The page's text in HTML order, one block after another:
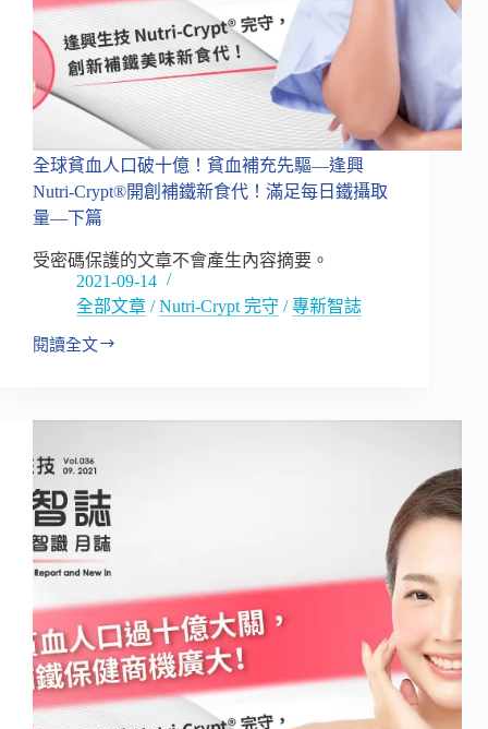
保
健
場！
全球貧血人口破十億！貧血補充先驅—逢興
Nutri-Crypt®開創補鐵新食代！滿足每日鐵攝取
量—下篇
受密碼保護的文章不會產生內容摘要。
2021-09-14
全部文章 /Nutri-Crypt 完守 /專新智誌
閱讀全文
全
血
口
破
十
億！
貧
血
補
充
先
驅
—
逢